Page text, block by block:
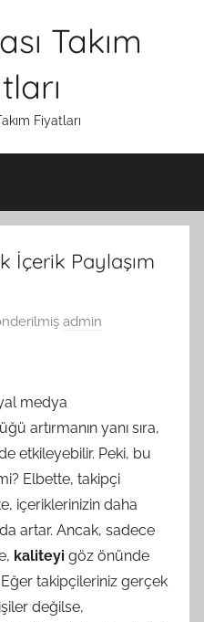
Takım
Fiyatları
İçerik Paylaşım
admin
medya
artırmanın yanı sıra,
etkileyebilir. Peki, bu
Elbette, takipçi
içeriklerinizin daha
artar. Ancak, sadece
kaliteyi göz önünde
takipçileriniz gerçek
değilse,